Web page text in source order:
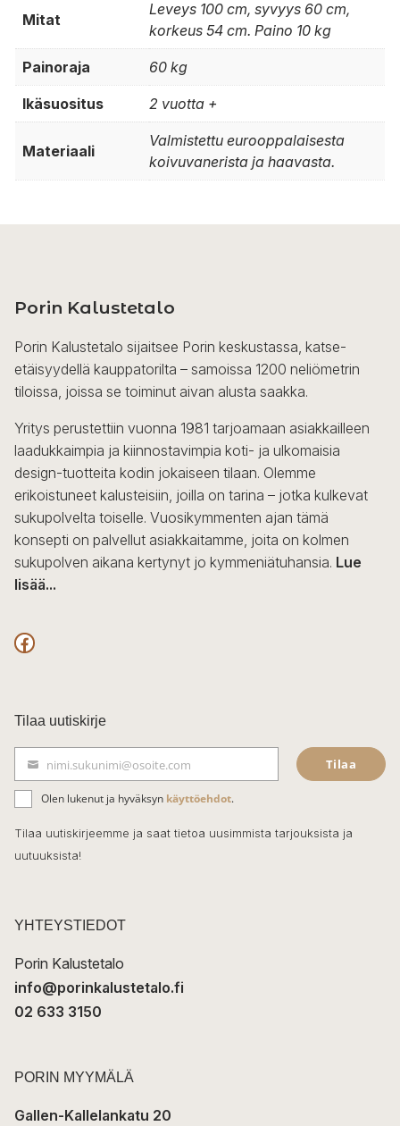
Mitat
Leveys 100 cm, syvyys 60 cm,
korkeus 54 cm. Paino 10 kg
Painoraja 60 kg
Ikäsuositus 2 vuotta +
Materiaali
Valmistettu eurooppalaisesta
koivuvanerista ja haavasta.
Porin Kalustetalo
Porin Kalustetalo sijaitsee Porin keskustassa, katse-
etäisyydellä kauppatorilta – samoissa 1200 neliömetrin
tiloissa, joissa se toiminut aivan alusta saakka.
Yritys perustettiin vuonna 1981 tarjoamaan asiakkailleen
laadukkaimpia ja kiinnostavimpia koti- ja ulkomaisia
design-tuotteita kodin jokaiseen tilaan. Olemme
erikoistuneet kalusteisiin, joilla on tarina – jotka kulkevat
sukupolvelta toiselle. Vuosikymmenten ajan tämä
konsepti on palvellut asiakkaitamme, joita on kolmen
sukupolven aikana kertynyt jo kymmeniätuhansia. Lue
lisää...
F
c
e
b
o
o
k
Tilaa uutiskirje
ä
h
k
t
nimi.sukunimi@osoite.com Tilaa
Olen lukenut ja hyväksyn käyttöehdot.
Tilaa uutiskirjeemme ja saat tietoa uusimmista tarjouksista ja
uutuuksista!
YHTEYSTIEDOT
Porin Kalustetalo
info@porinkalustetalo.fi
02 633 3150
PORIN MYYMÄLÄ
Gallen-Kallelankatu 20